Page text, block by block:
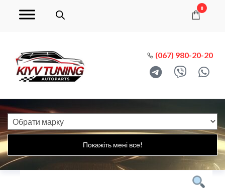
0
(067) 980-20-20
Покажіть мені все!